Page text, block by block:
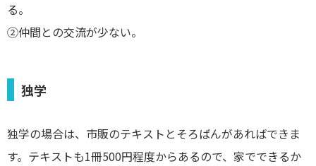
る。
②仲間との交流が少ない。
独学
独学の場合は、市販のテキストとそろばんがあればできま
す。テキストも1冊500円程度からあるので、家でできるか